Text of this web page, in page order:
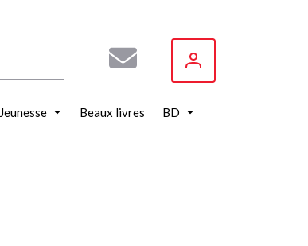
Jeunesse Beaux livres BD